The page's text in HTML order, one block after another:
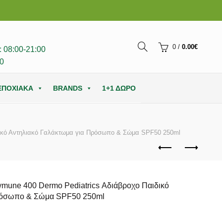
08:00-21:00
0 / 0.00€
BRANDS 1+1 ΔΩΡΟ
Αντηλιακό Γαλάκτωμα για Πρόσωπο & Σώμα SPF50 250ml
400 Dermo Pediatrics Αδιάβροχο Παιδικό
& Σώμα SPF50 250ml